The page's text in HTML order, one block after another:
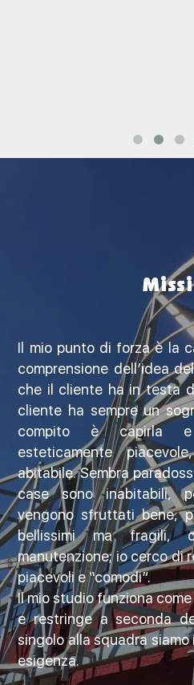
Il mio punto di forza è la
comprensione dell’idea
che il cliente ha in testa
cliente ha sempre un
compito è capirla e
esteticamente
abitabile. Sembra
case sono inabitabili,
vengono sfruttati bene,
bellissimi ma fragili,
manutenzione; io cerco di
piacevoli e “comodi”.
Il mio studio funziona
e restringe a seconda
singolo alla squadra
esigenza.